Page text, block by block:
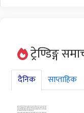
ट्रेण्डिङ्ग
दैनिक साप्ताहिक